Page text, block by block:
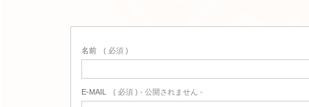
名前 ( 必須 )
E-MAIL ( 必須 ) - 公開されません -